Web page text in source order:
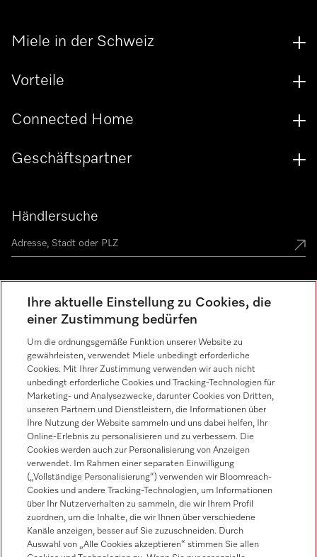
Händlersuche
Miele Experience Center
Miele Experience Center Spreitenbach
Miele Experience Center Crissier
Newsletter
Miele in der Schweiz
Vorteile
Connected Home
Geschäftspartner
Miele auf Youtube
Miele auf Instagram
Miele auf Facebook
Miele auf LinkedIn
Miele auf LinkedIn
Ihre aktuelle Einstellung zu Cookies, die
einer Zustimmung bedürfen
Um die ordnungsgemäße Funktion unserer Website zu
gewährleisten, verwendet Miele unbedingt erforderliche
Cookies. Mit Ihrer Zustimmung verwenden wir auch nicht
unbedingt erforderliche Cookies und Tracking-Technologien für
Marketing- und Analysezwecke, darunter Cookies von Dritten,
unseren Partnern und Dienstleistern, die Informationen über
Ihre Nutzung der Website sammeln und uns dabei helfen, Ihr
Online-Erlebnis zu personalisieren und zu verbessern. Die
Cookies werden auch zur Personalisierung von Anzeigen
verwendet. Im Rahmen einer separaten Einwilligung
(„Vollständige Personalisierung“) verwenden wir Bloomreach-
Cookies und andere Tracking-Technologien, um Informationen
über Ihr Nutzerverhalten zu sammeln, die wir Ihrem Profil
zuordnen, um die Inhalte, die wir Ihnen über verschiedene
Kanäle anzeigen, besser auf Sie zuzuschneiden. Durch
Auswahl von „Alle Cookies akzeptieren“ stimmen Sie allen